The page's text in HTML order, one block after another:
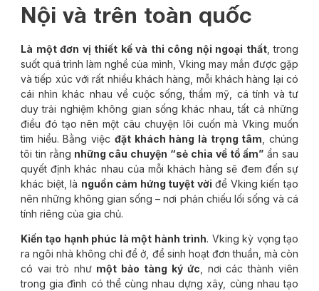
Nội và trên toàn quốc
Là một đơn vị thiết kế và thi công nội ngoại thất, trong
suốt quá trình làm nghề của mình, Vking may mắn được gặp
và tiếp xúc với rất nhiều khách hàng, mỗi khách hàng lại có
cái nhìn khác nhau về cuộc sống, thẩm mỹ, cá tính và tư
duy trải nghiệm không gian sống khác nhau, tất cả những
điều đó tạo nên một câu chuyện lôi cuốn mà Vking muốn
tìm hiểu. Bằng việc đặt khách hàng là trọng tâm , chúng
tôi tin rằng những câu chuyện “sẻ chia về tổ ấm” ẩn sau
quyết định khác nhau của mỗi khách hàng sẽ đem đến sự
khác biệt, là nguồn cảm hứng tuyệt vời để Vking kiến tạo
nên những không gian sống – nơi phản chiếu lối sống và cá
tính riêng của gia chủ.
Kiến tạo hạnh phúc là một hành trình. Vking kỳ vọng tạo
ra ngôi nhà không chỉ để ở, để sinh hoạt đơn thuần, mà còn
có vai trò như một bảo tàng ký ức , nơi các thành viên
trong gia đình có thể cùng nhau dựng xây, cùng nhau tạo